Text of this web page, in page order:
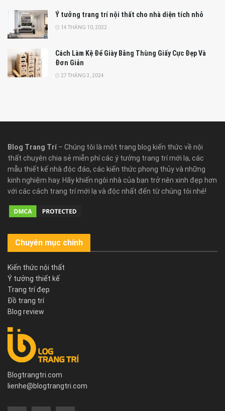
Ý tưởng trang trí nội thất cho nhà diện tích nhỏ
14 THÁNG 10, 2022
Cách Làm Kệ Để Giày Bằng Thùng Giấy Cực Đẹp Và
Đơn Giản
27 THÁNG 3, 2024
Blog Trang Trí – Chúng tôi là một trang blog kiến thức về nội
thất chuyên chia sẻ miễn phí các ý tưởng trang trí mới lạ, các
mẫu thiết kế nhà độc đáo, các kiến thức phong thủy và những
kinh nghiệm hay. Hãy khiến ngôi nhà của bạn trở nên xinh đẹp hơn
với các cách trang trí mới lạ và độc nhất đến từ chúng tôi nhé!
Chuyên mục chính
Kiến thức nội thất
Ý tưởng thiết kế
Trang trí đẹp
Đồ trang trí
Blog review
Blogtrangtri.com
lienhe@blogtrangtri.com